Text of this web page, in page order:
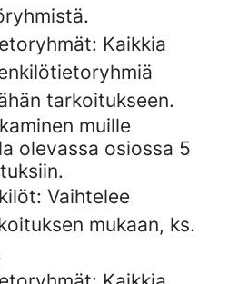
Kaikkia
tarkoitukseen.
muille
olevassa osiossa 5
Vaihtelee
mukaan, ks.